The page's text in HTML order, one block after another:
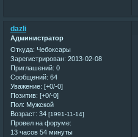
dazli
Администратор
Откуда: Чебоксары
Зарегистрирован: 2013-02-08
Приглашений: 0
Сообщений: 64
Уважение: [+0/-0]
Позитив: [+0/-0]
Пол: Мужской
Возраст: 34 [1991-11-14]
Провел на форуме:
13 часов 54 минуты